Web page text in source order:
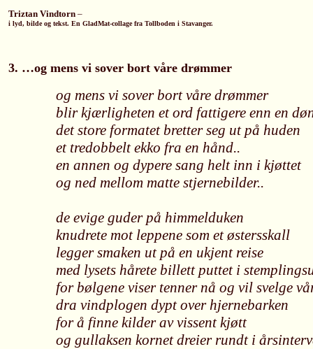
Triztan Vindtorn –
i lyd, bilde og tekst. En GladMat-collage fra Tollboden i Stavanger.
3. …og mens vi sover bort våre drømmer
og mens vi sover bort våre drømmer
blir kjærligheten et ord fattigere enn en
det store formatet bretter seg ut på huden
et tredobbelt ekko fra en hånd..
en annen og dypere sang helt inn i kjøttet
og ned mellom matte stjernebilder..
de evige guder på himmelduken
knudrete mot leppene som et østersskall
legger smaken ut på en ukjent reise
med lysets hårete billett puttet i
for bølgene viser tenner nå og vil svelge
dra vindplogen dypt over hjernebarken
for å finne kilder av vissent kjøtt
og gullaksen kornet dreier rundt i